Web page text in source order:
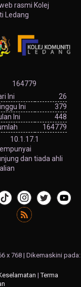
rasmi Kolej
Ledang
164779
Ini
26
Ini
379
Ini
448
164779
10.1.17.1
dan tiada ahli
x 768 | Dikemaskini pada:
|Terma